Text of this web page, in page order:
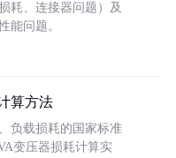
耗、连接器问题）及
能问题。
算方法
负载损耗的国家标准
变压器损耗计算实